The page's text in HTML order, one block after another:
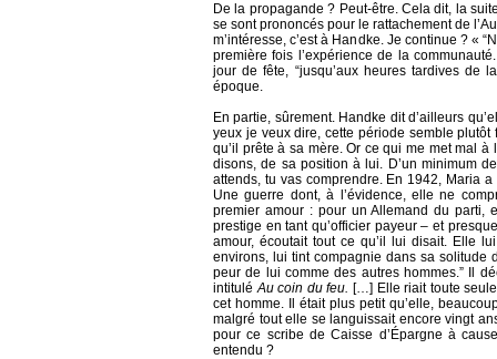
De la propagande ? Peut-être. Cela dit, la
se sont prononcés pour le rattachement de
m’intéresse, c’est à Handke. Je continue ? «
première fois l’expérience de la
jour de fête, “jusqu’aux heures tardives de
époque.
En partie, sûrement. Handke dit d’ailleurs
yeux je veux dire, cette période semble
qu’il prête à sa mère. Or ce qui me met mal à
disons, de sa position à lui. D’un minimum
attends, tu vas comprendre. En 1942, Maria
Une guerre dont, à l’évidence, elle ne
premier amour : pour un Allemand du parti,
prestige en tant qu’officier payeur – et
amour, écoutait tout ce qu’il lui disait. Elle
environs, lui tint compagnie dans sa solitude
peur de lui comme des autres hommes.” Il
intituléAu coin du feu. […] Elle riait toute
cet homme. Il était plus petit qu’elle,
malgré tout elle se languissait encore vingt
pour ce scribe de Caisse d’Épargne à
entendu ?